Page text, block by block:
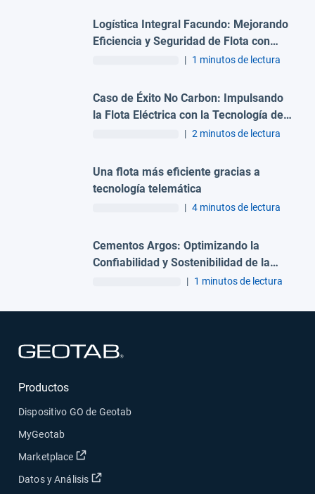
Logística Integral Facundo: Mejorando
Eficiencia y Seguridad de Flota con
| 1 minutos de lectura
Caso de Éxito No Carbon: Impulsando
la Flota Eléctrica con la Tecnología de
| 2 minutos de lectura
Una flota más eficiente gracias a
tecnología telemática
| 4 minutos de lectura
Cementos Argos: Optimizando la
Confiabilidad y Sostenibilidad de la
Flota con Telemática
| 1 minutos de lectura
Productos
Dispositivo GO de Geotab
MyGeotab
Marketplace
Abrir en una nueva ventana
Datos y Análisis Abrir en una nueva ventana